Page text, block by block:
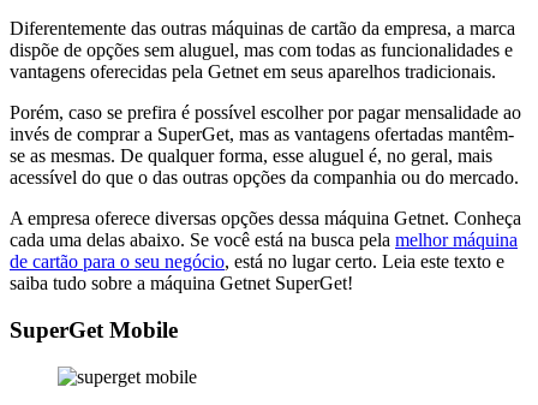
Diferentemente das outras máquinas de cartão da empresa, a marca
dispõe de opções sem aluguel, mas com todas as funcionalidades e
vantagens oferecidas pela Getnet em seus aparelhos tradicionais.
Porém, caso se prefira é possível escolher por pagar mensalidade ao
invés de comprar a SuperGet, mas as vantagens ofertadas mantêm-
se as mesmas. De qualquer forma, esse aluguel é, no geral, mais
acessível do que o das outras opções da companhia ou do mercado.
A empresa oferece diversas opções dessa máquina Getnet. Conheça
cada uma delas abaixo. Se você está na busca pela melhor máquina
de cartão para o seu negócio, está no lugar certo. Leia este texto e
saiba tudo sobre a máquina Getnet SuperGet!
SuperGet Mobile